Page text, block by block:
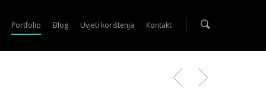
Portfolio Blog Uvjeti korištenja Kontakt